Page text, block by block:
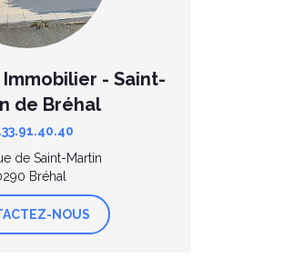
- Saint-
de Bréhal
de Saint-Martin
Bréhal
NOUS